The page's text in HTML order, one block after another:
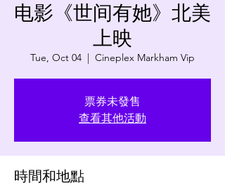
电影《世间有她》北美
上映
Tue, Oct 04
  |
Cineplex Markham Vip
票券未發售
查看其他活動
時間和地點